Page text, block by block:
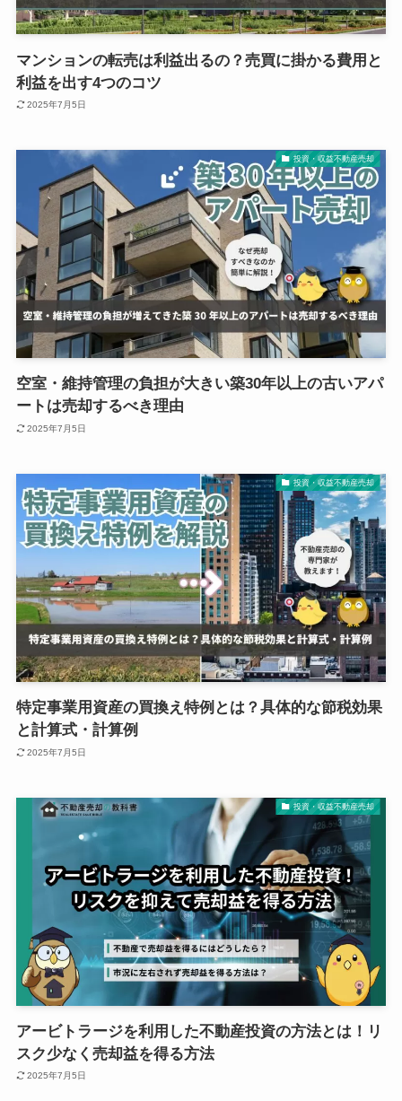
マンションの転売は利益出るの？売買に掛かる費用と
利益を出す4つのコツ
2025年7月5日
投資・収益不動産売却
空室・維持管理の負担が大きい築30年以上の古いアパ
ートは売却するべき理由
2025年7月5日
投資・収益不動産売却
特定事業用資産の買換え特例とは？具体的な節税効果
と計算式・計算例
2025年7月5日
投資・収益不動産売却
アービトラージを利用した不動産投資の方法とは！リ
スク少なく売却益を得る方法
2025年7月5日